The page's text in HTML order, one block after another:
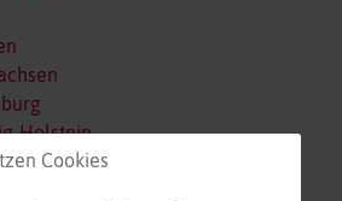
Holstein
AnhaltCookies